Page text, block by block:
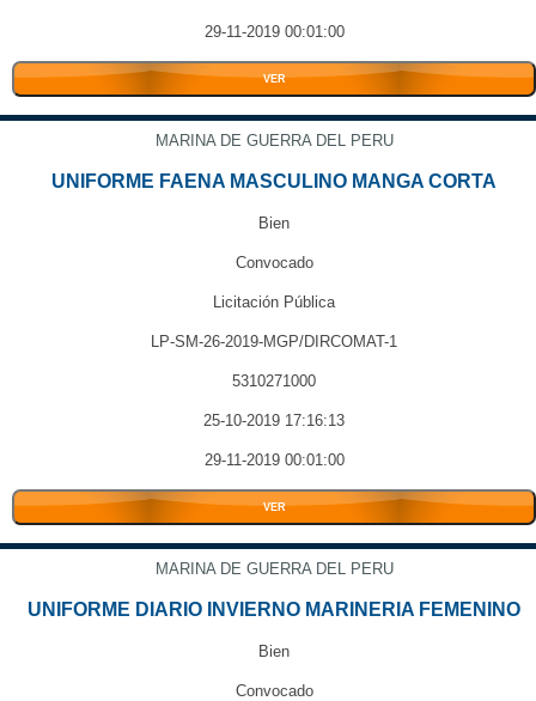
29-11-2019 00:01:00
VER
MARINA DE GUERRA DEL PERU
UNIFORME FAENA MASCULINO MANGA CORTA
Bien
Convocado
Licitación Pública
LP-SM-26-2019-MGP/DIRCOMAT-1
5310271000
25-10-2019 17:16:13
29-11-2019 00:01:00
VER
MARINA DE GUERRA DEL PERU
UNIFORME DIARIO INVIERNO MARINERIA FEMENINO
Bien
Convocado